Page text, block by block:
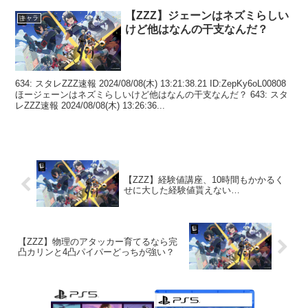
キャラ
【ZZZ】ジェーンはネズミらしい
けど他はなんの干支なんだ？
634: スタレZZZ速報 2024/08/08(木) 13:21:38.21 ID:ZepKy6oL00808
ほージェーンはネズミらしいけど他はなんの干支なんだ？ 643: スタ
レZZZ速報 2024/08/08(木) 13:26:36...
【ZZZ】経験値講座、10時間もかかるく
せに大した経験値貰えない…
【ZZZ】物理のアタッカー育てるなら完
凸カリンと4凸パイパーどっちが強い？